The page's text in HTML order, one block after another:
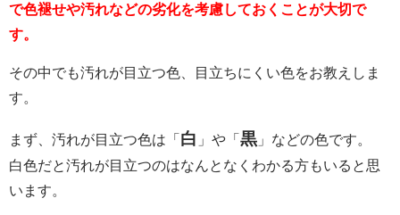
で色褪せや汚れなどの劣化を考慮しておくことが大切で
す。
その中でも汚れが目立つ色、目立ちにくい色をお教えしま
す。
まず、汚れが目立つ色は「 白 」や「 黒 」などの色です。
白色だと汚れが目立つのはなんとなくわかる方もいると思
います。